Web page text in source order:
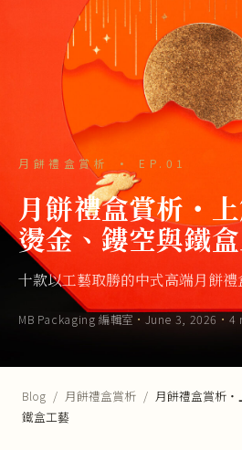
月餅禮盒賞析 · EP.01
月餅禮盒賞析・
燙金、鏤空與鐵
十款以工藝取勝的中式高端月餅禮
MB Packaging 編輯室 · June 3, 2026 · 4
Blog / 月餅禮盒賞析 / 月餅禮盒賞析
鐵盒工藝